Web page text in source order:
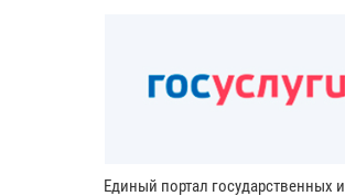
Единый портал государственных и